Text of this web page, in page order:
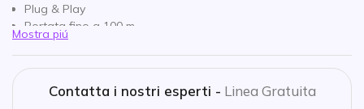
Plug & Play
Portata fino a 100 m
Accessorio esclusivo Jabra
Ottimizzato per Skype for Business
Stealth
Mostra piú
Contatta i nostri esperti - Linea Gratuita